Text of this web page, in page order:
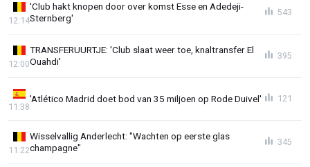
'Club hakt knopen door over komst Esse en Adedeji-
Sternberg'
12:14
543
TRANSFERUURTJE: 'Club slaat weer toe, knaltransfer El
Ouahdi'
12:00
395
'Atlético Madrid doet bod van 35 miljoen op Rode Duivel'
11:38
121
Wisselvallig Anderlecht: "Wachten op eerste glas
champagne"
11:22
345